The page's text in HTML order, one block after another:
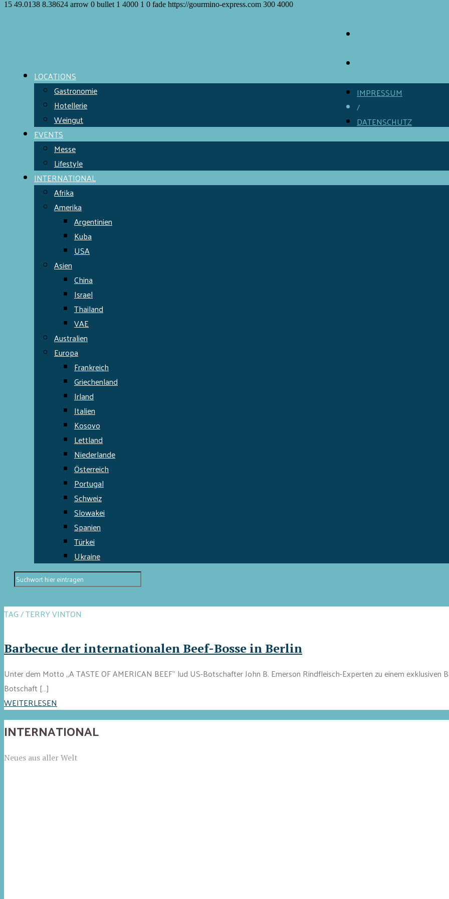
15 49.0138 8.38624 arrow 0 bullet 1 4000 1 0 fade https://gourmino-express.com 300 4000
IMPRESSUM
/
DATENSCHUTZ
LOCATIONS
Gastronomie
Hotellerie
Weingut
EVENTS
Messe
Lifestyle
INTERNATIONAL
Afrika
Amerika
Argentinien
Kuba
USA
Asien
China
Israel
Thailand
VAE
Australien
Europa
Frankreich
Griechenland
Irland
Italien
Kosovo
Lettland
Niederlande
Österreich
Portugal
Schweiz
Slowakei
Spanien
Türkei
Ukraine
TAG / TERRY VINTON
Barbecue der internationalen Beef-Bosse in Berlin
Unter dem Motto „A TASTE OF AMERICAN BEEF“ lud US-Botschafter John B. Emerson Rindfleisch-Experten zu einem exklusiven
Botschaft […]
WEITERLESEN
INTERNATIONAL
Neues aus aller Welt